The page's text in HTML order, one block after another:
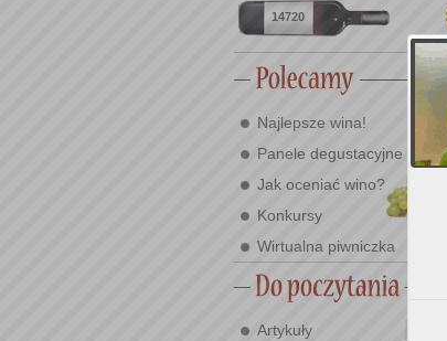
14720
Najlepsze wina!
Panele degustacyjne
Jak oceniać wino?
Konkursy
Wirtualna piwniczka
Artykuły